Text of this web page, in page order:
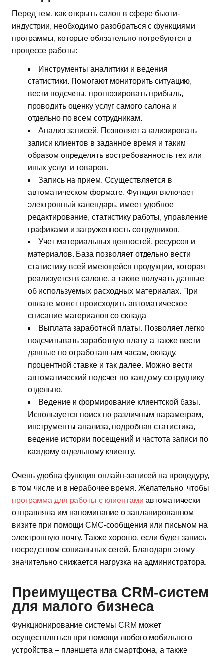
Перед тем, как открыть салон в сфере бьюти-
индустрии, необходимо разобраться с функциями
программы, которые обязательно потребуются в
процессе работы:
Инструменты аналитики и ведения
статистики. Помогают мониторить ситуацию,
вести подсчеты, прогнозировать прибыль,
проводить оценку услуг самого салона и
отдельно по всем сотрудникам.
Анализ записей. Позволяет анализировать
записи клиентов в заданное время и таким
образом определять востребованность тех или
иных услуг и товаров.
Запись на прием. Осуществляется в
автоматическом формате. Функция включает
электронный календарь, имеет удобное
редактирование, статистику работы, управление
графиками и загруженность сотрудников.
Учет материальных ценностей, ресурсов и
материалов. База позволяет отдельно вести
статистику всей имеющейся продукции, которая
реализуется в салоне, а также получать данные
об используемых расходных материалах. При
оплате может происходить автоматическое
списание материалов со склада.
Выплата заработной платы. Позволяет легко
подсчитывать заработную плату, а также вести
данные по отработанным часам, окладу,
процентной ставке и так далее. Можно вести
автоматический подсчет по каждому сотруднику
отдельно.
Ведение и формирование клиентской базы.
Используется поиск по различным параметрам,
инструменты анализа, подробная статистика,
ведение истории посещений и частота записи по
каждому отдельному клиенту.
Очень удобна функция онлайн-записей на процедуру,
в том числе и в нерабочее время. Желательно, чтобы
программа для работы с клиентами автоматически
отправляла им напоминание о запланированном
визите при помощи СМС-сообщения или письмом на
электронную почту. Также хорошо, если будет запись
посредством социальных сетей. Благодаря этому
значительно снижается нагрузка на администратора.
Преимущества CRM-систем
для малого бизнеса
Функционирование системы CRM может
осуществляться при помощи любого мобильного
устройства – планшета или смартфона, а также